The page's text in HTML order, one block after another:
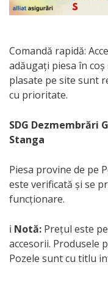
Comandă rapidă:
adăugați piesa în
plasate pe site sunt
cu prioritate.
SDG Dezmembrări
Stanga
Piesa provine de pe
este verificată și se
funcționare.
ℹ️ Notă: Prețul este
accesorii. Produsele
Pozele sunt cu titlu